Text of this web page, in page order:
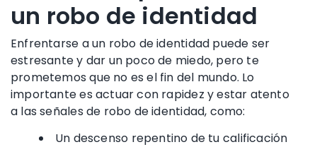
un robo de identidad
Enfrentarse a un robo de identidad puede ser
estresante y dar un poco de miedo, pero te
prometemos que no es el fin del mundo. Lo
importante es actuar con rapidez y estar atento
a lasseñales de robo de identidad, como:
Un descenso repentino de tu calificación